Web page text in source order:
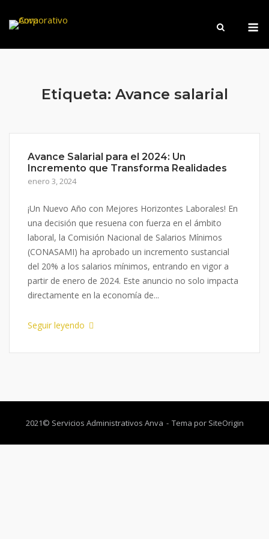
Etiqueta: Avance salarial
Avance Salarial para el 2024: Un
Incremento que Transforma Realidades
enero 3, 2024
¡Un Nuevo Año con Mejores Horizontes Laborales! En
una decisión que resuena con fuerza en el ámbito
laboral, la Comisión Nacional de Salarios Mínimos
(CONASAMI) ha aprobado un incremento sustancial
del 20% a los salarios mínimos, entrando en vigor a
partir de enero de 2024. Este anuncio no solo impacta
directamente en la economía de...
Seguir leyendo
2021© Servicios Administrativos Anva Tema por SiteOrigin